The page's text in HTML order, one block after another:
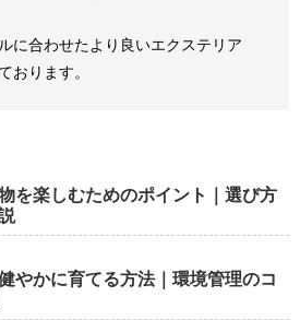
に合わせたより良いエクステリア
おります。
を楽しむためのポイント｜選び方
やかに育てる方法｜環境管理のコ